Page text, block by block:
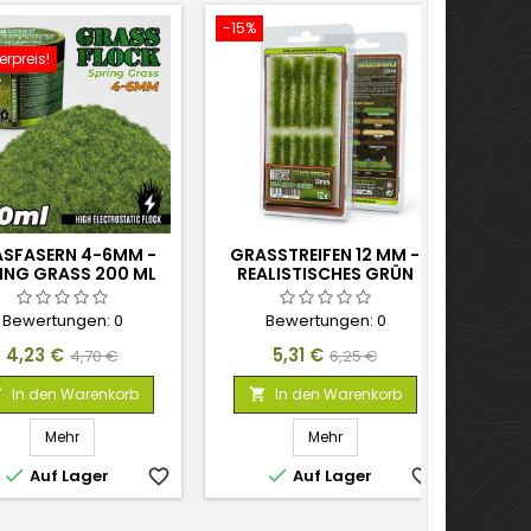
4-6MM -
GRASS 200 ML
Bewertungen: 0
Preis
4,23 € Verkaufspreis
4,70 €
In den Warenkorb
Mehr
 Auf Lager favorite_border
-15%
GRASSTREIFEN 12 MM -
REALISTISCHES GRÜN
Bewertungen: 0
Preis
5,31 € Verkaufspreis
6,25 €
 In den Warenkorb
Mehr
 Auf Lager favorite_border